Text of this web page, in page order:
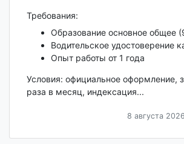
Требования:
Образование основное общее
Водительское удостоверение
Опыт работы от 1 года
Условия: официальное оформление,
раза в месяц, индексация...
8 августа 2026